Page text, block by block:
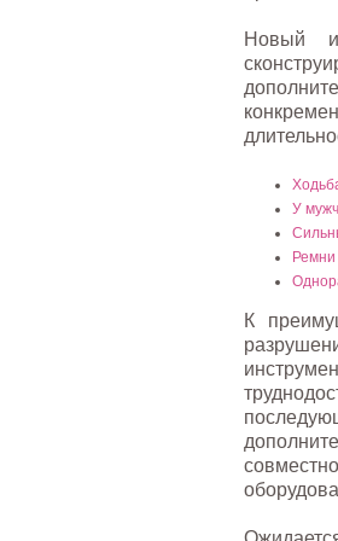
Новый
У
К